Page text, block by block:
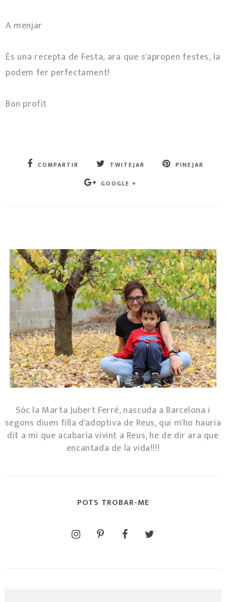
A menjar
És una recepta de Festa, ara que s'apropen festes, la
podem fer perfectament!
Bon profit
COMPARTIR TWITEJAR
PINEJAR
GOOGLE +
Sóc la Marta Jubert Ferré, nascuda a Barcelona i
segons diuen filla d'adoptiva de Reus, qui m'ho hauria
dit a mi que acabaria vivint a Reus, he de dir ara que
encantada de la vida!!!!
POTS TROBAR-ME